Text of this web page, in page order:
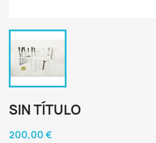
SIN TÍTULO
200,00 €